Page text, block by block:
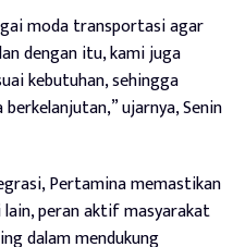
moda transportasi agar
dengan itu, kami juga
kebutuhan, sehingga
ujarnya, Senin
Pertamina memastikan
peran aktif masyarakat
dalam mendukung